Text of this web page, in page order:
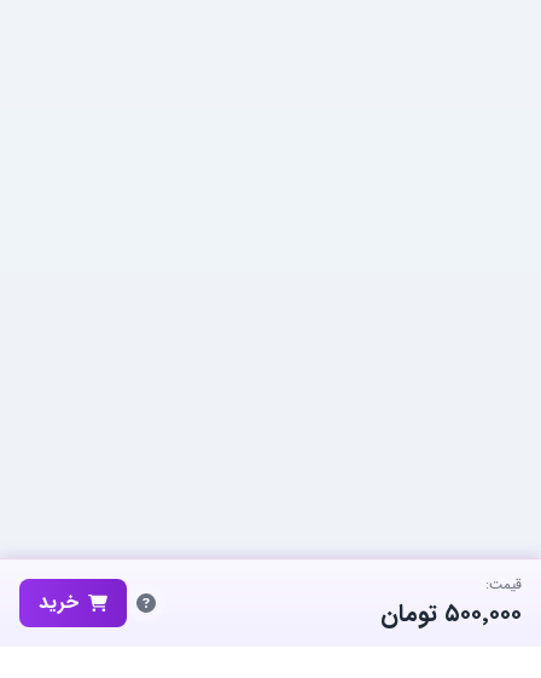
قیمت:
۵۰۰٬۰۰۰ تومان خرید